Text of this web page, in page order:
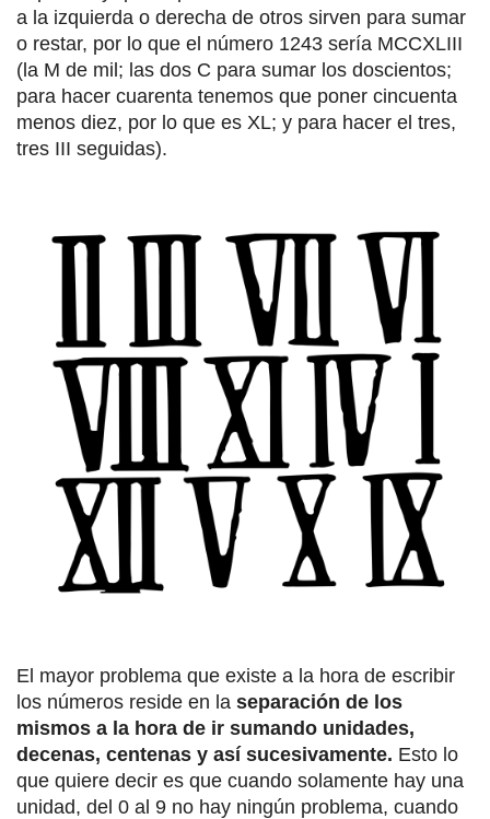
a la izquierda o derecha de otros sirven para sumar
o restar, por lo que el número 1243 sería MCCXLIII
(la M de mil; las dos C para sumar los doscientos;
para hacer cuarenta tenemos que poner cincuenta
menos diez, por lo que es XL; y para hacer el tres,
tres III seguidas).
El mayor problema que existe a la hora de escribir
los números reside en la separación de los
mismos a la hora de ir sumando unidades,
decenas, centenas y así sucesivamente. Esto lo
que quiere decir es que cuando solamente hay una
unidad, del 0 al 9 no hay ningún problema, cuando